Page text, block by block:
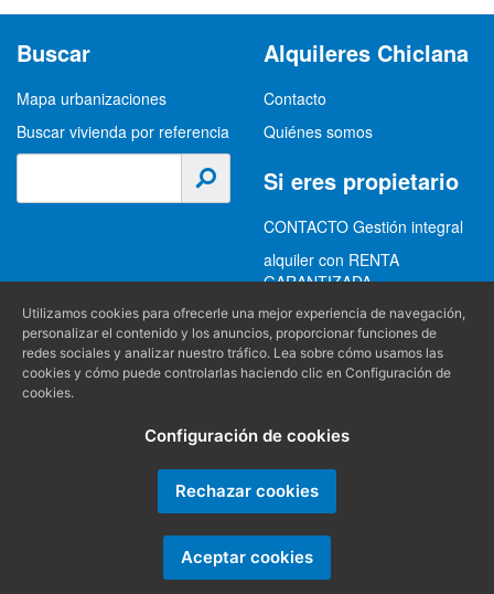
Buscar
Mapa urbanizaciones
Buscar vivienda por referencia
Alquileres Chiclana
Contacto
Quiénes somos
Si eres propietario
CONTACTO Gestión integral
alquiler con RENTA
GARANTIZADA
GESTION INTEGRAL
ALQUILER
Información
Política de privacidad
Condiciones generales
(+34) 956 489 403
info@alquilereschiclana.com
Utilizamos cookies para ofrecerle una mejor experiencia de navegación,
personalizar el contenido y los anuncios, proporcionar funciones de
redes sociales y analizar nuestro tráfico. Lea sobre cómo usamos las
cookies y cómo puede controlarlas haciendo clic en Configuración de
cookies.
Configuración de cookies
Rechazar cookies
Aceptar cookies